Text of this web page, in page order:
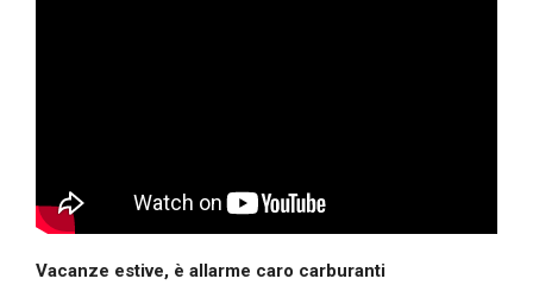
Vacanze estive, è allarme caro carburanti